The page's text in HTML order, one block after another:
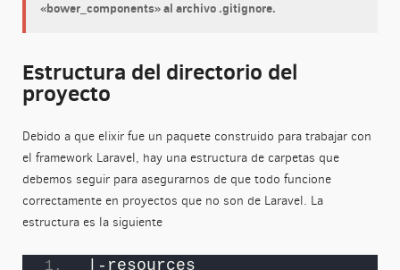
«bower_components» al archivo .gitignore.
Estructura del directorio del
proyecto
Debido a que elixir fue un paquete construido para trabajar con
el framework Laravel, hay una estructura de carpetas que
debemos seguir para asegurarnos de que todo funcione
correctamente en proyectos que no son de Laravel. La
estructura es la siguiente
|-resources